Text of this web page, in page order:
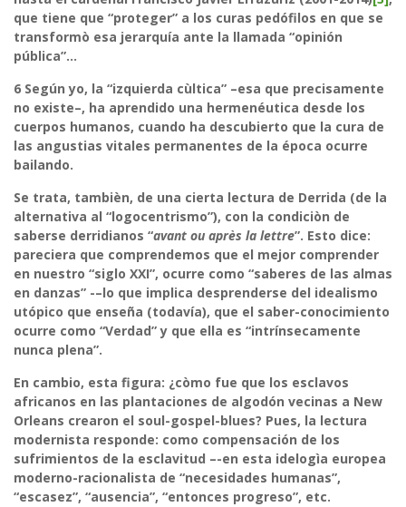
que tiene que “proteger” a los curas pedófilos en que se
transformò esa jerarquía ante la llamada “opinión
pública”…
6 Según yo, la “izquierda cùltica” –esa que precisamente
no existe–, ha aprendido una hermenéutica desde los
cuerpos humanos, cuando ha descubierto que la cura de
las angustias vitales permanentes de la época ocurre
bailando.
Se trata, tambièn, de una cierta lectura de Derrida (de la
alternativa al “logocentrismo”), con la condiciòn de
saberse derridianos “avant ou après la lettre”. Esto dice:
pareciera que comprendemos que el mejor comprender
en nuestro “siglo XXI”, ocurre como “saberes de las almas
en danzas” -–lo que implica desprenderse del idealismo
utópico que enseña (todavía), que el saber-conocimiento
ocurre como “Verdad” y que ella es “intrínsecamente
nunca plena”.
En cambio, esta figura: ¿còmo fue que los esclavos
africanos en las plantaciones de algodón vecinas a New
Orleans crearon el soul-gospel-blues? Pues, la lectura
modernista responde: como compensación de los
sufrimientos de la esclavitud –-en esta idelogìa europea
moderno-racionalista de “necesidades humanas”,
“escasez”, “ausencia”, “entonces progreso”, etc.